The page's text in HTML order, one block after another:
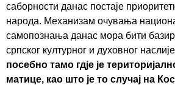
саборности данас постаје
народа. Механизам очувања
самопознања данас мора бити
српског културног и духовног
посебно тамо гдје је
матице, као што је то случај на